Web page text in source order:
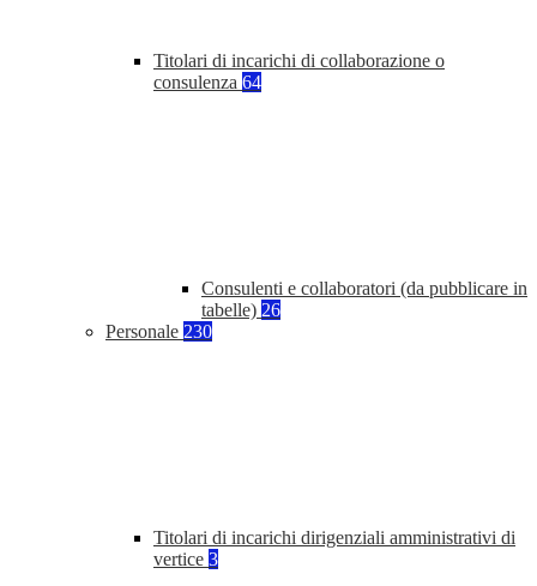
Titolari di incarichi di collaborazione o
consulenza 64
Consulenti e collaboratori (da pubblicare in
tabelle) 26
Personale 230
Titolari di incarichi dirigenziali amministrativi di
vertice 3